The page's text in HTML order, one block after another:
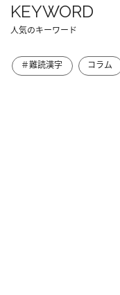
KEYWORD
人気のキーワード
＃難読漢字 コラム